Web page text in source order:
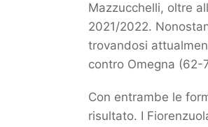
Mazzucchelli, oltre
2021/2022.
trovandosi
contro Omegna (62-
Con entrambe le
risultato. I